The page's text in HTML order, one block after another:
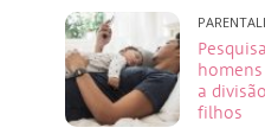
a
filhos